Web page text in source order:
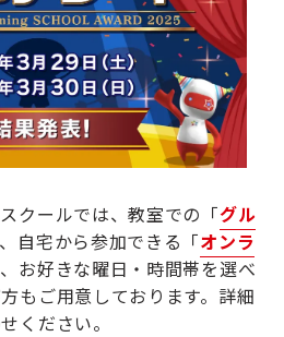
クールでは、教室での「グル
自宅から参加できる「オンラ
お好きな曜日・時間帯を選べ
もご用意しております。詳細
ください。